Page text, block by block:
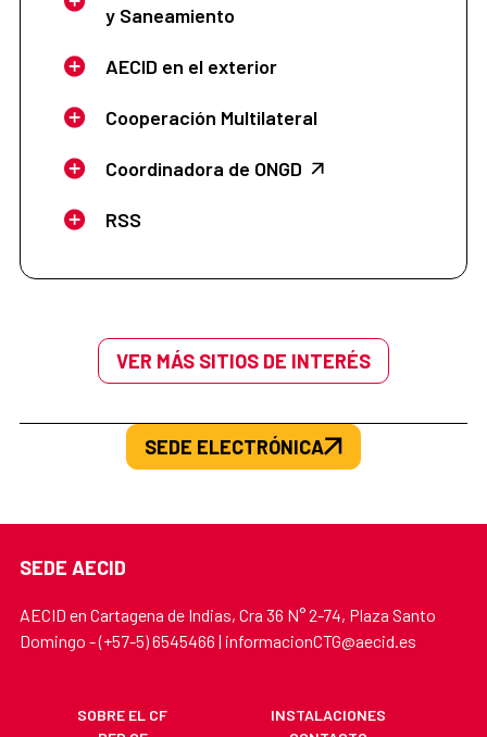
y Saneamiento
AECID en el exterior
Cooperación Multilateral
Coordinadora de ONGD
RSS
VER MÁS SITIOS DE INTERÉS
SEDE ELECTRÓNICA
SEDE AECID
AECID en Cartagena de Indias, Cra 36 N° 2-74, Plaza Santo
Domingo - (+57-5) 6545466 | informacionCTG@aecid.es
SOBRE EL CF
INSTALACIONES